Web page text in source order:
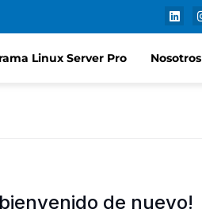
Linux Server Pro Nosotros
de nuevo!